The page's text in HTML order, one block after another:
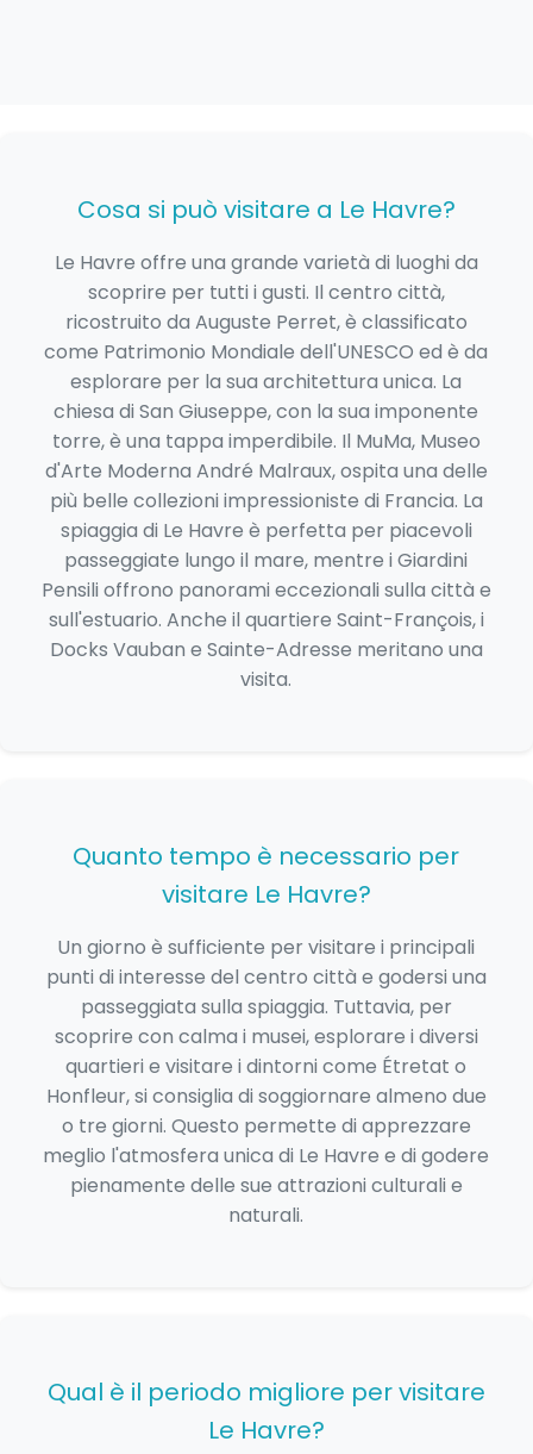
Cosa si può visitare a Le Havre?
Le Havre offre una grande varietà di luoghi da
scoprire per tutti i gusti. Il centro città,
ricostruito da Auguste Perret, è classificato
come Patrimonio Mondiale dell'UNESCO ed è da
esplorare per la sua architettura unica. La
chiesa di San Giuseppe, con la sua imponente
torre, è una tappa imperdibile. Il MuMa, Museo
d'Arte Moderna André Malraux, ospita una delle
più belle collezioni impressioniste di Francia. La
spiaggia di Le Havre è perfetta per piacevoli
passeggiate lungo il mare, mentre i Giardini
Pensili offrono panorami eccezionali sulla città e
sull'estuario. Anche il quartiere Saint-François, i
Docks Vauban e Sainte-Adresse meritano una
visita.
Quanto tempo è necessario per
visitare Le Havre?
Un giorno è sufficiente per visitare i principali
punti di interesse del centro città e godersi una
passeggiata sulla spiaggia. Tuttavia, per
scoprire con calma i musei, esplorare i diversi
quartieri e visitare i dintorni come Étretat o
Honfleur, si consiglia di soggiornare almeno due
o tre giorni. Questo permette di apprezzare
meglio l'atmosfera unica di Le Havre e di godere
pienamente delle sue attrazioni culturali e
naturali.
Qual è il periodo migliore per visitare
Le Havre?